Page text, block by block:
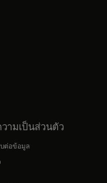
new tab
ามเป็นส่วนตัว
ต่อข้อมูล